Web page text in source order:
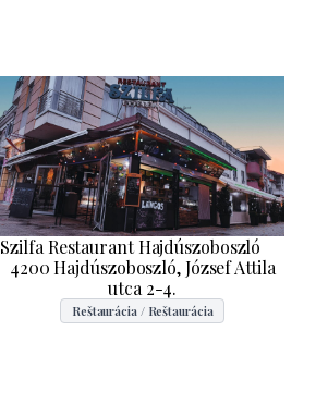
Szilfa Restaurant Hajdúszoboszló
4200 Hajdúszoboszló, József Attila
utca 2-4.
Reštaurácia / Reštaurácia